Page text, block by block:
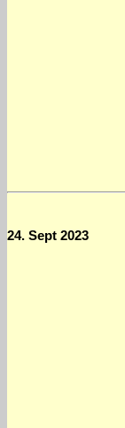
24. Sept 2023